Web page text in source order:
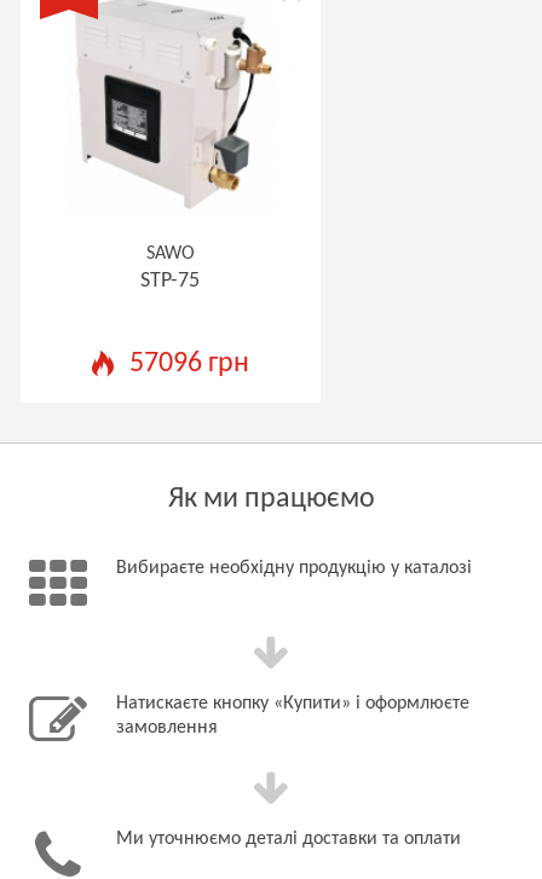
SAWO
STP-75
57096 грн
Як ми працюємо
Вибираєте необхідну продукцію у каталозі
Натискаєте кнопку «Купити» і оформлюєте
замовлення
Ми уточнюємо деталі доставки та оплати